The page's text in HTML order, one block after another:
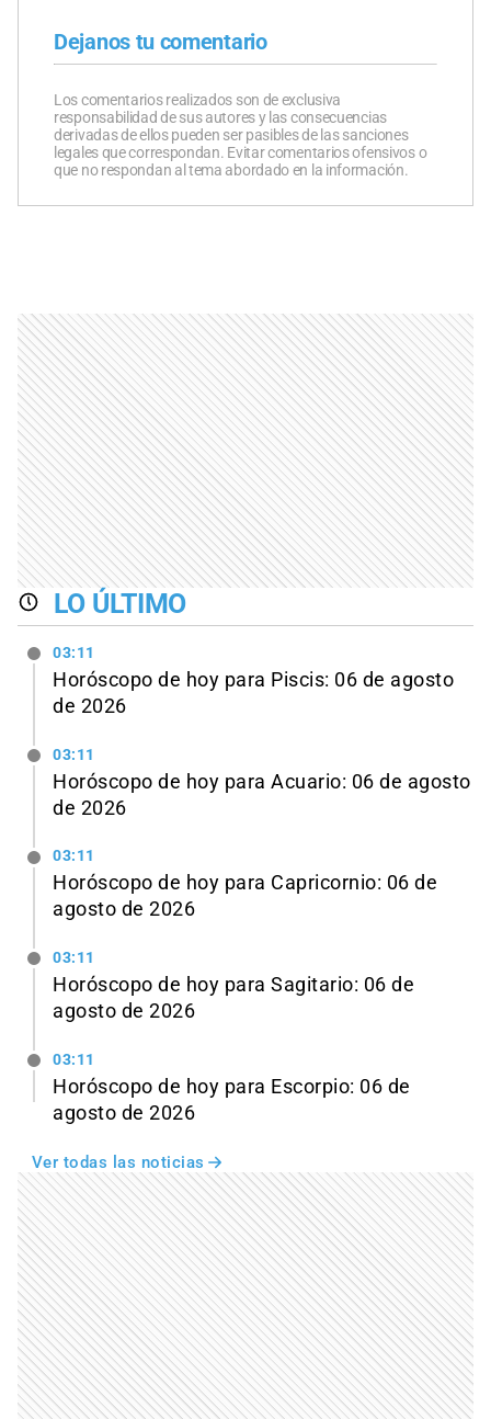
Dejanos tu comentario
Los comentarios realizados son de exclusiva
responsabilidad de sus autores y las consecuencias
derivadas de ellos pueden ser pasibles de las sanciones
legales que correspondan. Evitar comentarios ofensivos o
que no respondan al tema abordado en la información.
LO ÚLTIMO
03:11
Horóscopo de hoy para Piscis: 06 de agosto
de 2026
03:11
Horóscopo de hoy para Acuario: 06 de agosto
de 2026
03:11
Horóscopo de hoy para Capricornio: 06 de
agosto de 2026
03:11
Horóscopo de hoy para Sagitario: 06 de
agosto de 2026
03:11
Horóscopo de hoy para Escorpio: 06 de
agosto de 2026
Ver todas las noticias